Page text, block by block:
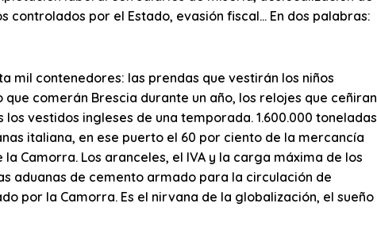
controlados por el Estado, evasión fiscal… En dos palabras:
mil contenedores: las prendas que vestirán los niños
comerán Brescia durante un año, los relojes que ceñiran
vestidos ingleses de una temporada. 1.600.000 toneladas
italiana, en ese puerto el 60 por ciento de la mercancía
Camorra. Los aranceles, el IVA y la carga máxima de los
aduanas de cemento armado para la circulación de
por la Camorra. Es el nirvana de la globalización, el sueño